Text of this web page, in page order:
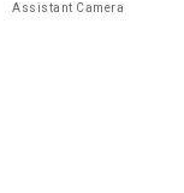
Assistant Camera